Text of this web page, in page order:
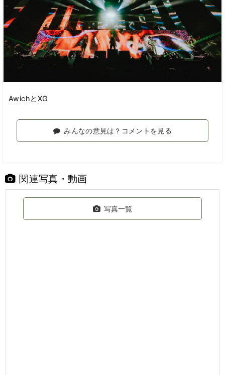
AwichとXG
みんなの意見は？コメントを見る
関連写真・動画
写真一覧